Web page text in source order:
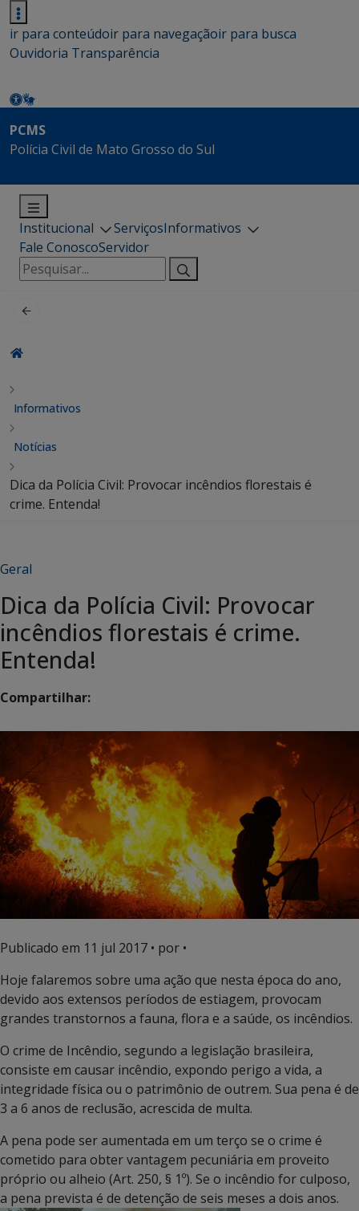
ir para conteúdoir para navegaçãoir para busca
Ouvidoria Transparência
PCMS
Polícia Civil de Mato Grosso do Sul
Institucional ServiçosInformativos
Fale ConoscoServidor
Pesquisar
por:
Informativos
Notícias
Dica da Polícia Civil: Provocar incêndios florestais é
crime. Entenda!
Geral
Dica da Polícia Civil: Provocar
incêndios florestais é crime.
Entenda!
Compartilhar:
Publicado em 11 jul 2017 • por •
Hoje falaremos sobre uma ação que nesta época do ano,
devido aos extensos períodos de estiagem, provocam
grandes transtornos a fauna, flora e a saúde, os incêndios.
O crime de Incêndio, segundo a legislação brasileira,
consiste em causar incêndio, expondo perigo a vida, a
integridade física ou o patrimônio de outrem. Sua pena é de
3 a 6 anos de reclusão, acrescida de multa.
A pena pode ser aumentada em um terço se o crime é
cometido para obter vantagem pecuniária em proveito
próprio ou alheio (Art. 250, § 1º). Se o incêndio for culposo,
a pena prevista é de detenção de seis meses a dois anos.